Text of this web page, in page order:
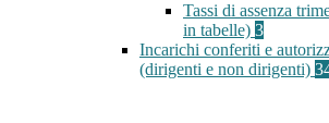
Tassi di assenza
in tabelle) 3
Incarichi conferiti e
(dirigenti e non dirigenti)